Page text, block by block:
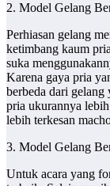
2. Model Gelang
Perhiasan gelang
ketimbang kaum
suka
Karena gaya pria
berbeda dari
pria ukurannya
lebih terkesan
3. Model Gelang
Untuk acara yang